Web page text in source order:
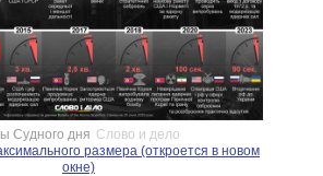
Судного дня Слово и дело
размера (откроется в новом
окне)